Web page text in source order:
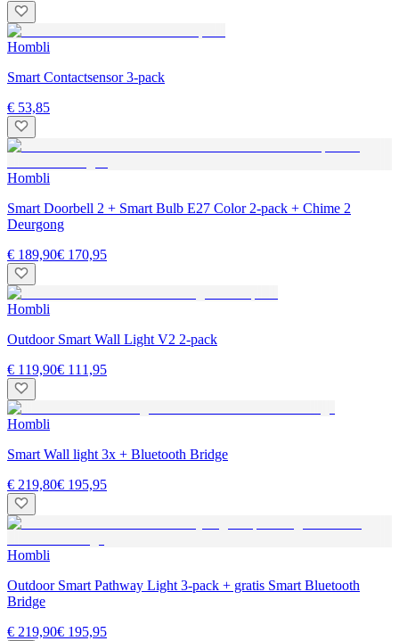
Hombli
Smart Contactsensor 3-pack
€ 53,85
Hombli
Smart Doorbell 2 + Smart Bulb E27 Color 2-pack + Chime 2
Deurgong
€ 189,90€ 170,95
Hombli
Outdoor Smart Wall Light V2 2-pack
€ 119,90€ 111,95
Hombli
Smart Wall light 3x + Bluetooth Bridge
€ 219,80€ 195,95
Hombli
Outdoor Smart Pathway Light 3-pack + gratis Smart Bluetooth
Bridge
€ 219,90€ 195,95